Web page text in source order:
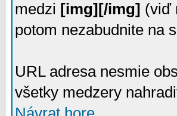
medzi [img][/img] (viď
potom nezabudnite na
URL adresa nesmie
všetky medzery